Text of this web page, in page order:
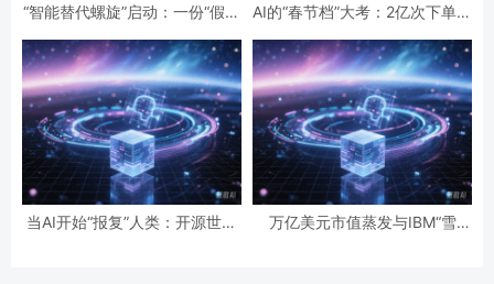
“智能替代螺旋”启动：一份“假设
经济通缩
AI的“春节档”大考：2亿次下单与
数据红利与隐忧
当AI开始“报复”人类：开源世界
万亿美元市值蒸发与IBM“雪